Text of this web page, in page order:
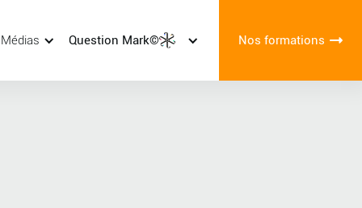
Question Mark© Nos formations